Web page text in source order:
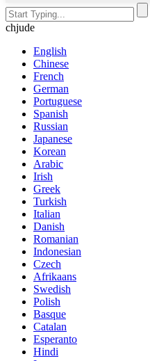
chjude
English
Chinese
French
German
Portuguese
Spanish
Russian
Japanese
Korean
Arabic
Irish
Greek
Turkish
Italian
Danish
Romanian
Indonesian
Czech
Afrikaans
Swedish
Polish
Basque
Catalan
Esperanto
Hindi